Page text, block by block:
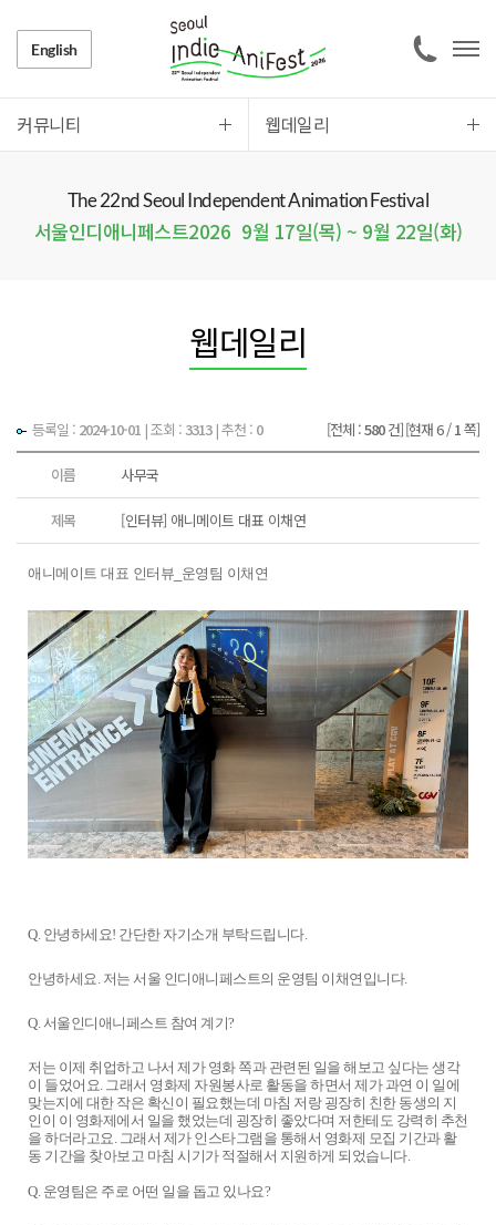
English
커뮤니티 웹데일리
The 22nd Seoul Independent Animation Festival
서울인디애니페스트2026 9월 17일(목) ~ 9월 22일(화)
웹데일리
등록일 : 2024-10-01 |조회 :3313| 추천 : 0 [전체 :580건][현재 6 /1쪽]
이름 사무국
제목 [인터뷰] 애니메이트 대표 이채연
애니메이트 대표 인터뷰_운영팀 이채연
Q. 안녕하세요! 간단한 자기소개 부탁드립니다.
안녕하세요. 저는 서울 인디애니페스트의 운영팀 이채연입니다.
Q. 서울인디애니페스트 참여 계기?
저는 이제 취업하고 나서 제가 영화 쪽과 관련된 일을 해보고 싶다는 생각
이 들었어요. 그래서 영화제 자원봉사로 활동을 하면서 제가 과연 이 일에
맞는지에 대한 작은 확신이 필요했는데 마침 저랑 굉장히 친한 동생의 지
인이 이 영화제에서 일을 했었는데 굉장히 좋았다며 저한테도 강력히 추천
을 하더라고요. 그래서 제가 인스타그램을 통해서 영화제 모집 기간과 활
동 기간을 찾아보고 마침 시기가 적절해서 지원하게 되었습니다.
Q. 운영팀은 주로 어떤 일을 돕고 있나요?